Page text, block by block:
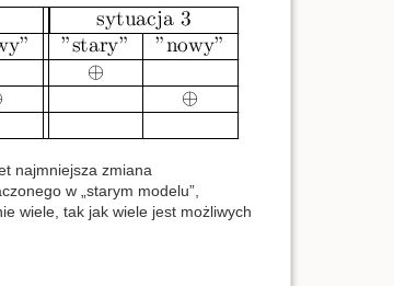
najmniejsza zmiana
w „starym modelu”,
wiele, tak jak wiele jest możliwych